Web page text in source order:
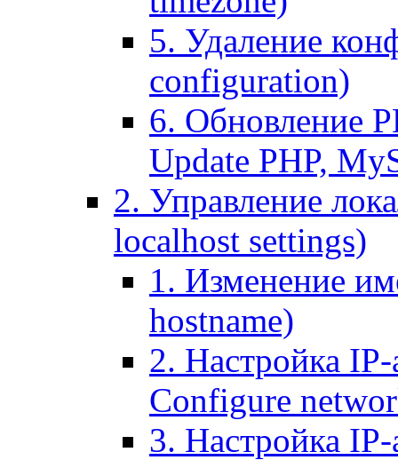
5. Удаление
configuration)
6. Обновление
Update PHP,
2. Управление
localhost settings)
1. Изменение
hostname)
2. Настройка IP-
Configure
3. Настройка